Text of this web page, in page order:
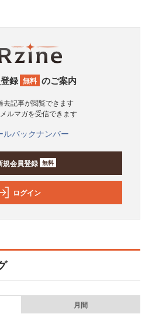
録 無料 のご案内
去記事が閲覧できます
ルマガを受信できます
ルバックナンバー
規会員登録 無料
ログイン
月間